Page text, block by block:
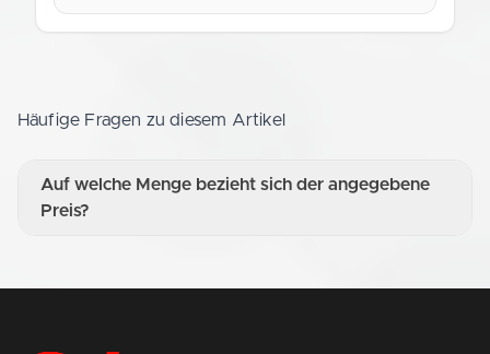
Häufige Fragen zu diesem Artikel
Auf welche Menge bezieht sich der angegebene
Preis?